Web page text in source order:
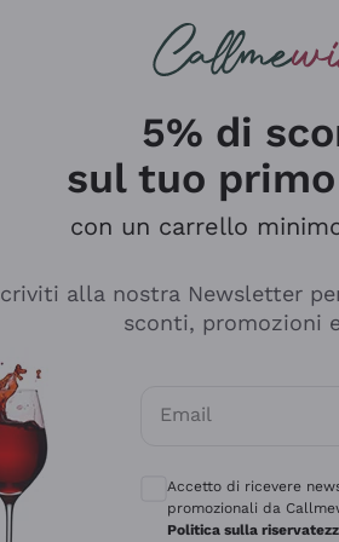
è male ma secondo me ci
5% di
sul tuo
con un carrello
alla nostra Newsletter
sconti, promozioni
Email
Accetto di ricevere
promozionali da
Politica sulla